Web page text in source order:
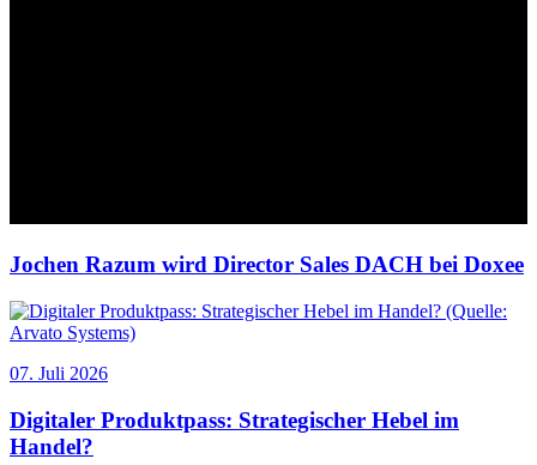
Jochen Razum wird Director Sales DACH bei Doxee
07. Juli 2026
Digitaler Produktpass: Strategischer Hebel im
Handel?